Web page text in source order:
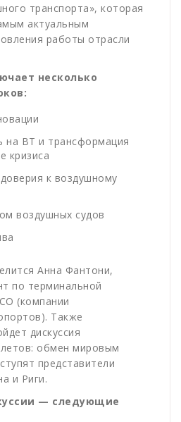
транспорта», которая
актуальным
работы отрасли
несколько
на ВТ и трансформация
кризиса
к воздушному
воздушных судов
Анна Фантони,
по терминальной
(компании
Также
дискуссия
обмен мировым
представители
и Риги.
— следующие